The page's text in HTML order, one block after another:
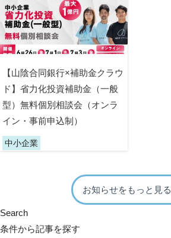
【山陰合同銀行×補助金クラウ
ド】省力化投資補助金（一般
型）無料個別相談会（オンラ
イン・事前申込制）
中小企業
お知らせをもっと見る
Search
条件から記事を探す